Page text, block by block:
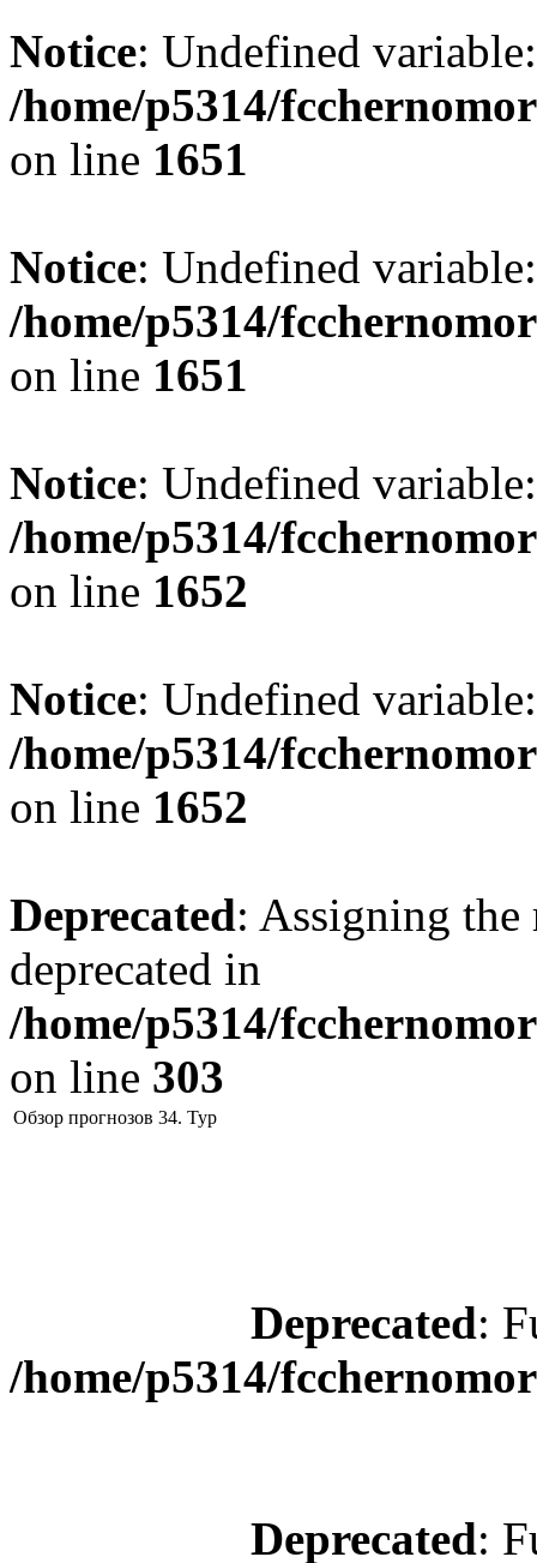
Notice: Undefined
/home/p5314/
on line 1651
Notice: Undefined
/home/p5314/
on line 1651
Notice: Undefined
/home/p5314/
on line 1652
Notice: Undefined
/home/p5314/
on line 1652
Deprecated: Assigning the
deprecated in
/home/p5314/
on line 303
Обзор прогнозов 34. Тур
Deprecated:
/home/p5314/
Deprecated: